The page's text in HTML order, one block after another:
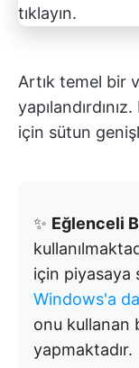
Artık temel bir
için sütun
✨ Eğlenceli
için piyasaya
Windows'a
onu kullanan
yapmaktadır.